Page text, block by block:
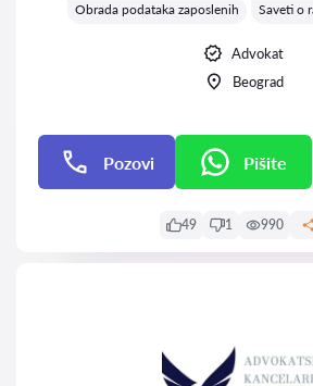
Obrada podataka zaposlenih
Saveti o
Advokat
Beograd
Pozovi Pišite
49 1 990